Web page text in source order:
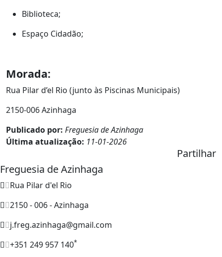
Biblioteca;
Espaço Cidadão;
Morada:
Rua Pilar d’el Rio (junto às Piscinas Municipais)
2150-006 Azinhaga
Publicado por: Freguesia de Azinhaga
Última atualização: 11-01-2026
Partilhar
Freguesia de Azinhaga
Rua Pilar d'el Rio
2150 - 006 - Azinhaga
j.freg.azinhaga@gmail.com
+351 249 957 140*